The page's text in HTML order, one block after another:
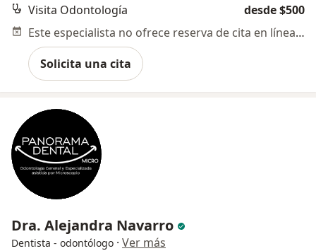
Visita Odontología
desde $500
Este especialista no ofrece reserva de cita en línea en esta dirección.
Solicita una cita
Dra. Alejandra Navarro
Dentista - odontólogo · Ver más